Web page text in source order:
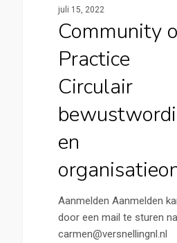
juli 15, 2022
Community
Practice
Circulair
en
Aanmelden Aanmelden
door een mail te sturen
carmen@versnellingnl.nl